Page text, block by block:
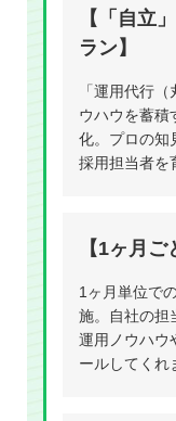
【「自立
ラン】
「運用代行
ウハウを蓄積
化。プロの知
採用担当者を
【1ヶ月
1ヶ月単位で
施。自社の担
運用ノウハウ
ールしてくれ